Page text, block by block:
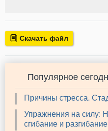
Скачать файл
Популярное
Причины стресса.
Упражнения на силу:
сгибание и